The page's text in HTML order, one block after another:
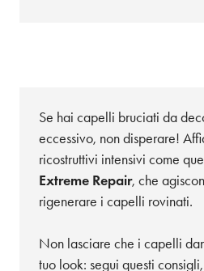
Se hai capelli bruciati da
eccessivo, non disperare!
ricostruttivi intensivi come
Extreme Repair, che
rigenerare i capelli rovinati.
Non lasciare che i capelli
tuo look: segui questi